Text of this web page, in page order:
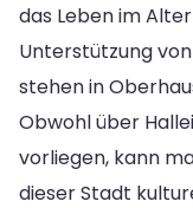
das Leben im
Unterstützung
stehen in
Obwohl über
vorliegen, kann
dieser Stadt